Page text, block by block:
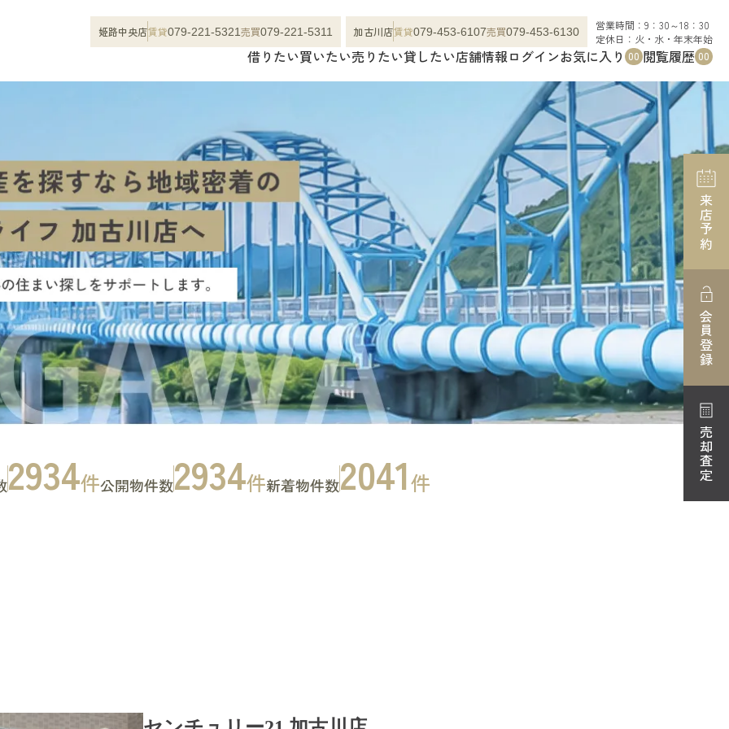
姫路中央店賃貸079-221-5321売買079-221-5311 加古川店賃貸079-453-6107売買079-453-6130
営業時間：9：30～18：30
定休日：火・水・年末年始
借りたい買いたい売りたい貸したい店舗情報ログインお気に入り 00 閲覧履歴 00
2934件公開物件数2934件新着物件数2041件
来店予約
会員登録
売却査定